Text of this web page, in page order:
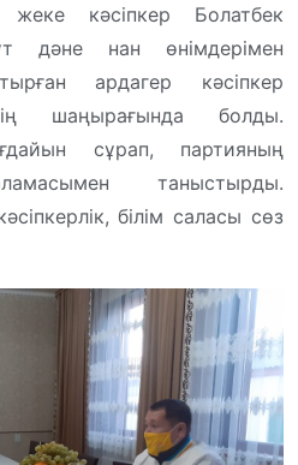
кәсіпкер Болатбек
дәне нан өнімдерімен
ардагер кәсіпкер
шаңырағында болды.
сұрап, партияның
таныстырды.
білім саласы сөз